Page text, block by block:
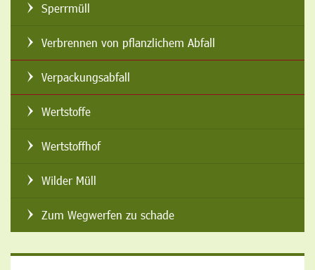
Sperrmüll
Verbrennen von pflanzlichem Abfall
Verpackungsabfall
Wertstoffe
Wertstoffhof
Wilder Müll
Zum Wegwerfen zu schade